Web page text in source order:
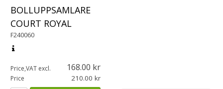
BOLLUPPSAMLARE
COURT ROYAL
F240060
Price,VAT excl. 168.00
Price 210.00